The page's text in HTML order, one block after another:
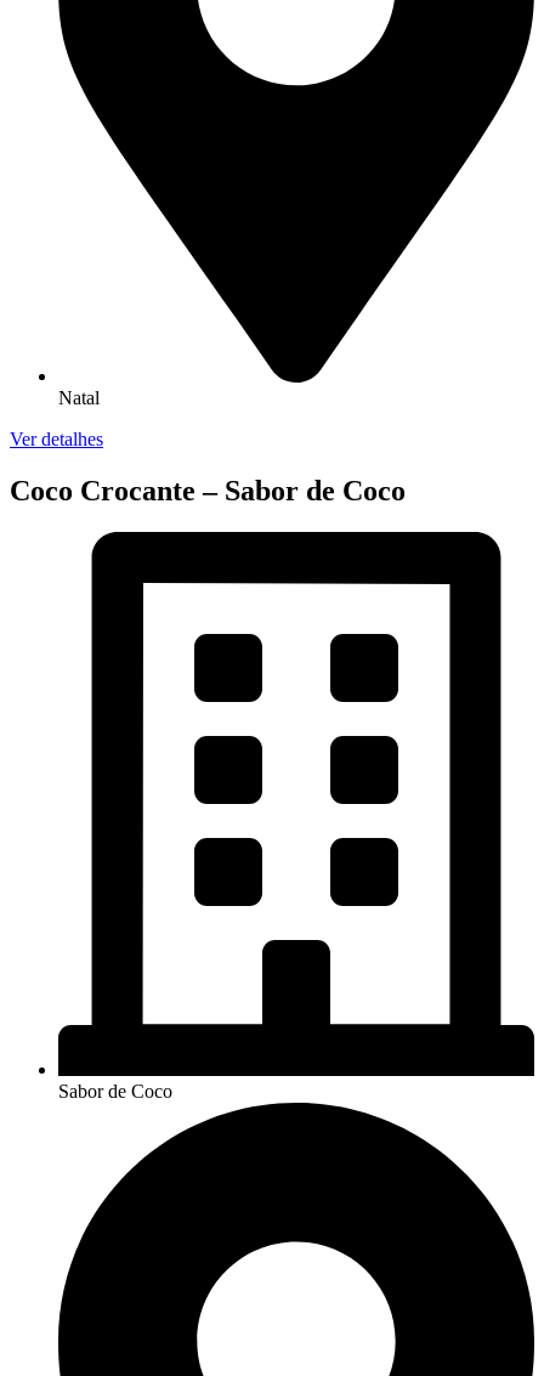
Natal
Ver detalhes
Coco Crocante – Sabor de Coco
Sabor de Coco